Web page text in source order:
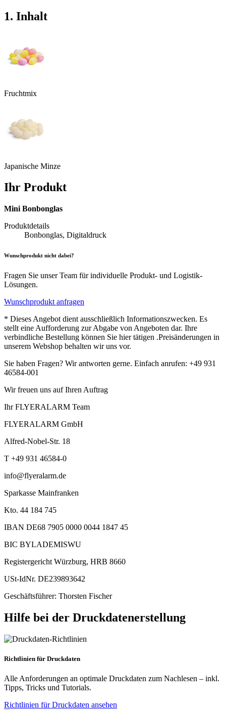
1. Inhalt
Fruchtmix
Japanische Minze
Ihr Produkt
Mini Bonbonglas
Produktdetails
Bonbonglas, Digitaldruck
Wunschprodukt nicht dabei?
Fragen Sie unser Team für individuelle Produkt- und Logistik-
Lösungen.
Wunschprodukt anfragen
* Dieses Angebot dient ausschließlich Informationszwecken. Es
stellt eine Aufforderung zur Abgabe von Angeboten dar. Ihre
verbindliche Bestellung können Sie hier tätigen .Preisänderungen in
unserem Webshop behalten wir uns vor.
Sie haben Fragen? Wir antworten gerne. Einfach anrufen: +49 931
46584-001
Wir freuen uns auf Ihren Auftrag
Ihr FLYERALARM Team
FLYERALARM GmbH
Alfred-Nobel-Str. 18
T +49 931 46584-0
info@flyeralarm.de
Sparkasse Mainfranken
Kto. 44 184 745
IBAN DE68 7905 0000 0044 1847 45
BIC BYLADEMISWU
Registergericht Würzburg, HRB 8660
USt-IdNr. DE239893642
Geschäftsführer: Thorsten Fischer
Hilfe bei der Druckdatenerstellung
Richtlinien für Druckdaten
Alle Anforderungen an optimale Druckdaten zum Nachlesen – inkl.
Tipps, Tricks und Tutorials.
Richtlinien für Druckdaten ansehen